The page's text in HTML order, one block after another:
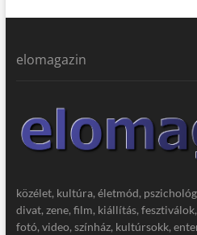
elomagazin
közélet, kultúra, életmód,
divat, zene, film, kiállítás,
fotó, video, színház, kultúrsokk,